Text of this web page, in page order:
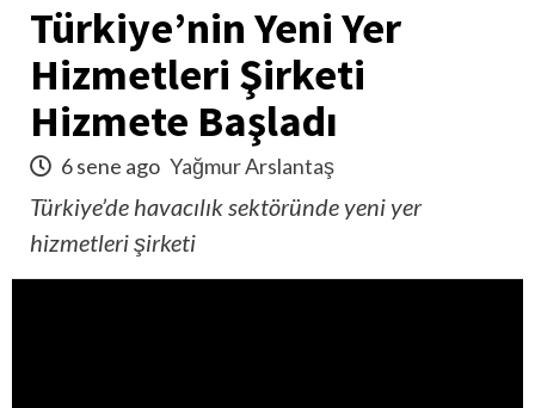
Türkiye’nin Yeni Yer
Hizmetleri Şirketi
Hizmete Başladı
6 sene ago Yağmur Arslantaş
Türkiye’de havacılık sektöründe yeni yer
hizmetleri şirketi